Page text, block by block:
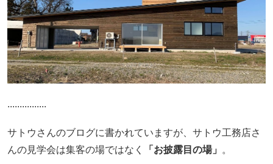
................
サトウさんのブログに書かれていますが、サトウ工務店さ
んの見学会は集客の場ではなく
「お披露目の場」 。